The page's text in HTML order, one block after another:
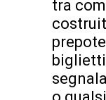
tra